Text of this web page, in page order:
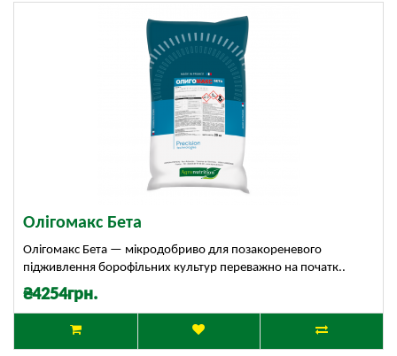
Олігомакс Бета
Олігомакс Бета — мікродобриво для позакореневого
підживлення борофільних культур переважно на початк..
₴4254грн.